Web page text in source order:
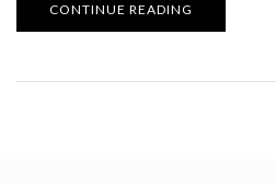
CONTINUE READING